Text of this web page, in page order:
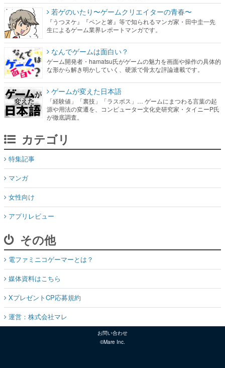
若ゲのいたり〜ゲームクリエイターの青春〜
『うつヌケ』『ペンと箸』等で知られるマンガ家・田中圭一先
生によるゲーム業界レポートマンガです。
なんでゲームは面白い？
ゲーム開発者・hamatsu氏がゲームの魅力を画面や操作の具体的
な形から解き明かしていく、硬派で骨太な評論連載です。
ゲームが変えた日本語
「経験値」「裏技」「ラスボス」… ゲームにまつわる言葉の起
源や用法の変遷を、コンピューター文化史研究家・タイニーP氏
が徹底調査。
カテゴリ
特集記事
マンガ
女性向け
アプリレビュー
その他
電ファミニコゲーマーとは？
媒体資料はこちら
XプレゼントCP応募規約
運営：株式会社マレ
お問い合わせ
©Mare Inc.